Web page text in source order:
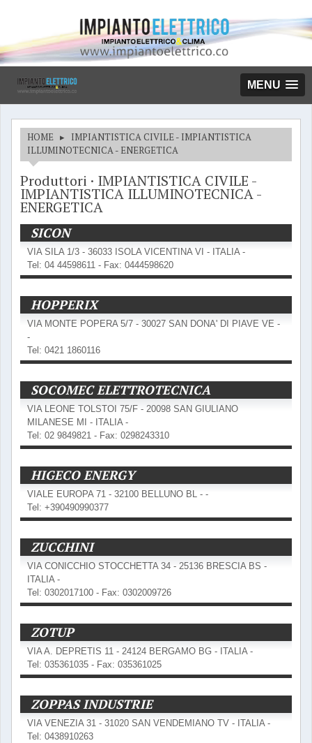
MENU
HOME ▸ IMPIANTISTICA CIVILE - IMPIANTISTICA
ILLUMINOTECNICA - ENERGETICA
Produttori · IMPIANTISTICA CIVILE -
IMPIANTISTICA ILLUMINOTECNICA -
ENERGETICA
SICON
VIA SILA 1/3 - 36033 ISOLA VICENTINA VI - ITALIA -
Tel: 04 44598611 - Fax: 0444598620
HOPPERIX
VIA MONTE POPERA 5/7 - 30027 SAN DONA' DI PIAVE VE -
-
Tel: 0421 1860116
SOCOMEC ELETTROTECNICA
VIA LEONE TOLSTOI 75/F - 20098 SAN GIULIANO
MILANESE MI - ITALIA -
Tel: 02 9849821 - Fax: 0298243310
HIGECO ENERGY
VIALE EUROPA 71 - 32100 BELLUNO BL - -
Tel: +390490990377
ZUCCHINI
VIA CONICCHIO STOCCHETTA 34 - 25136 BRESCIA BS -
ITALIA -
Tel: 0302017100 - Fax: 0302009726
ZOTUP
VIA A. DEPRETIS 11 - 24124 BERGAMO BG - ITALIA -
Tel: 035361035 - Fax: 035361025
ZOPPAS INDUSTRIE
VIA VENEZIA 31 - 31020 SAN VENDEMIANO TV - ITALIA -
Tel: 0438910263